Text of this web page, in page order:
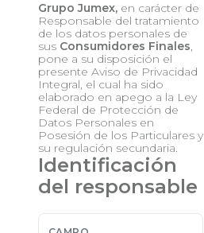
Grupo Jumex, en carácter de
Responsable del tratamiento
de los datos personales de
sus Consumidores Finales,
pone a su disposición el
presente Aviso de Privacidad
Integral, el cual ha sido
elaborado en apego a la Ley
Federal de Protección de
Datos Personales en
Posesión de los Particulares y
su regulación secundaria.
Identificación
del responsable